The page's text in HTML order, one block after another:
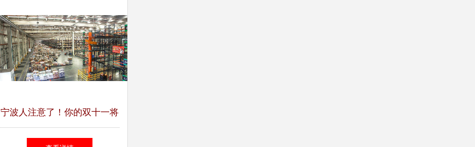
宁波人注意了！你的双十一将
有新变化 绿色物流、快递